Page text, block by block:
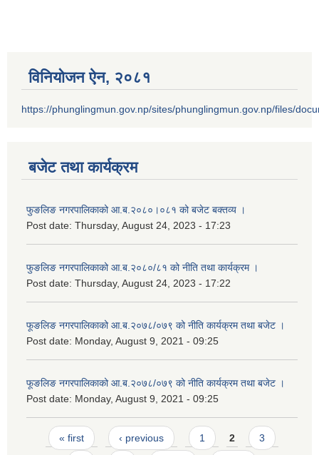
विनियोजन ऐन‚ २०८१
https://phunglingmun.gov.np/sites/phunglingmun.gov.np/files/
बजेट तथा कार्यक्रम
फुङलिङ नगरपालिकाको आ.ब.२०८०।०८१ को बजेट बक्तव्य ।
Post date: Thursday, August 24, 2023 - 17:23
फुङलिङ नगरपालिकाको आ.ब.२०८०/८१ को नीति तथा कार्यक्रम ।
Post date: Thursday, August 24, 2023 - 17:22
फूङलिङ नगरपालिकाको आ.ब.२०७८/०७९ को नीति कार्यक्रम तथा बजेट ।
Post date: Monday, August 9, 2021 - 09:25
फूङलिङ नगरपालिकाको आ.ब.२०७८/०७९ को नीति कार्यक्रम तथा बजेट ।
Post date: Monday, August 9, 2021 - 09:25
Pages
« first ‹ previous 1 2 3